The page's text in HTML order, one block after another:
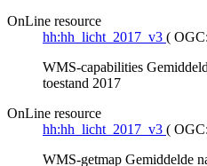
OnLine resource
hh:hh_licht_2017_v3 (
WMS-capabilities
toestand 2017
OnLine resource
hh:hh_licht_2017_v3 (
WMS-getmap Gemiddelde